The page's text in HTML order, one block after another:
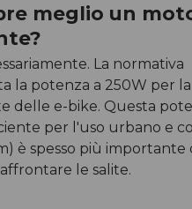
meglio un
La normativa
la potenza a 250W per la
delle e-bike. Questa
per l'uso urbano e
è spesso più importante
le salite.